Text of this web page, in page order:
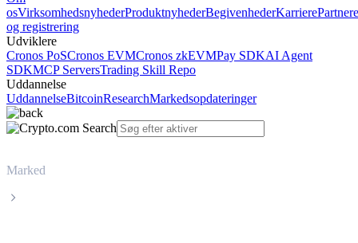
osVirksomhedsnyhederProduktnyhederBegivenhederKarrierePartnere
og registrering
Udviklere
Cronos PoSCronos EVMCronos zkEVMPay SDKAI Agent
SDKMCP ServersTrading Skill Repo
Uddannelse
UddannelseBitcoinResearchMarkedsopdateringer
Marked